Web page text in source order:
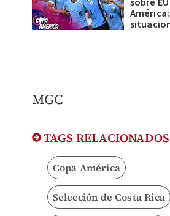
MGC
TAGS
Copa América
Selección de Costa Rica